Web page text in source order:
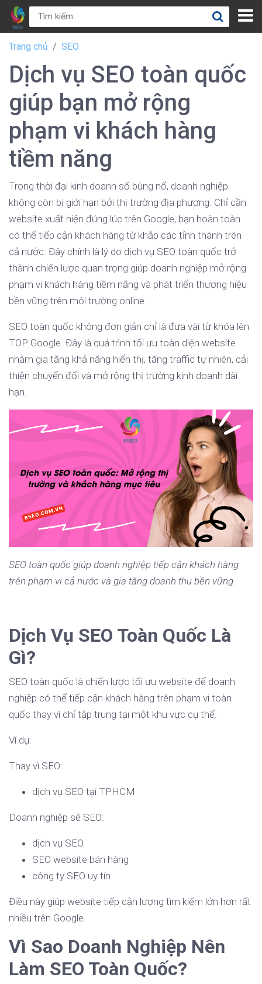
Trang chủ SEO
Dịch vụ SEO toàn quốc
giúp bạn mở rộng
phạm vi khách hàng
tiềm năng
Trong thời đại kinh doanh số bùng nổ, doanh nghiệp
không còn bị giới hạn bởi thị trường địa phương. Chỉ cần
website xuất hiện đúng lúc trên Google, bạn hoàn toàn
có thể tiếp cận khách hàng từ khắp các tỉnh thành trên
cả nước. Đây chính là lý do dịch vụ SEO toàn quốc trở
thành chiến lược quan trọng giúp doanh nghiệp mở rộng
phạm vi khách hàng tiềm năng và phát triển thương hiệu
bền vững trên môi trường online.
SEO toàn quốc không đơn giản chỉ là đưa vài từ khóa lên
TOP Google. Đây là quá trình tối ưu toàn diện website
nhằm gia tăng khả năng hiển thị, tăng traffic tự nhiên, cải
thiện chuyển đổi và mở rộng thị trường kinh doanh dài
hạn.
SEO toàn quốc giúp doanh nghiệp tiếp cận khách hàng
trên phạm vi cả nước và gia tăng doanh thu bền vững.
Dịch Vụ SEO Toàn Quốc Là
Gì?
SEO toàn quốc là chiến lược tối ưu website để doanh
nghiệp có thể tiếp cận khách hàng trên phạm vi toàn
quốc thay vì chỉ tập trung tại một khu vực cụ thể.
Ví dụ:
Thay vì SEO:
dịch vụ SEO tại TPHCM
Doanh nghiệp sẽ SEO:
dịch vụ SEO
SEO website bán hàng
công ty SEO uy tín
Điều này giúp website tiếp cận lượng tìm kiếm lớn hơn rất
nhiều trên Google.
Vì Sao Doanh Nghiệp Nên
Làm SEO Toàn Quốc?